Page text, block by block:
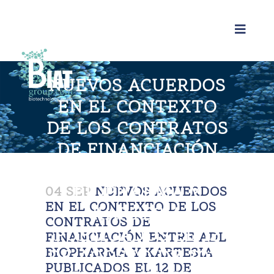
NUEVOS ACUERDOS
EN EL CONTEXTO
DE LOS CONTRATOS
DE FINANCIACIÓN
BIOPHARMA Y
KARTESIA
PUBLICADOS EL 12
DE AGOSTO DE 2019
04 SEP NUEVOS ACUERDOS
EN EL CONTEXTO DE LOS
CONTRATOS DE
FINANCIACIÓN ENTRE ADL
BIOPHARMA Y KARTESIA
PUBLICADOS EL 12 DE